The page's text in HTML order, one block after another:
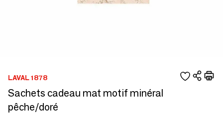
LAVAL 1878
Sachets cadeau mat motif minéral
pêche/doré